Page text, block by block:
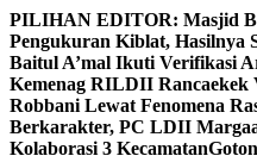
Skip
to
content
PILIHAN EDITOR: Masjid
Pengukuran Kiblat, Hasilnya
Baitul A’mal Ikuti Verifikasi
Kemenag RILDII Rancaekek
Robbani Lewat Fenomena
Berkarakter, PC LDII
Kolaborasi 3 Kecamatan